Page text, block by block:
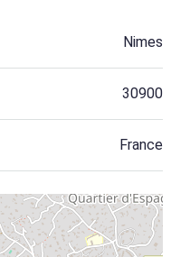
Nimes
30900
France